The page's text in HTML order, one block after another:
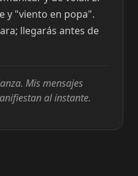
y "viento en popa".
llegarás antes de
Mis mensajes
al instante.